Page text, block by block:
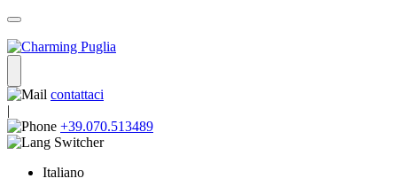
contattaci
|
+39.070.513489
Italiano